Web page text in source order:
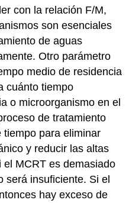
con la relación F/M,
son esenciales
de aguas
Otro parámetro
medio de residencia
cuánto tiempo
o microorganismo en el
de tratamiento
tiempo para eliminar
y reducir las altas
MCRT es demasiado
será insuficiente. Si el
hay exceso de